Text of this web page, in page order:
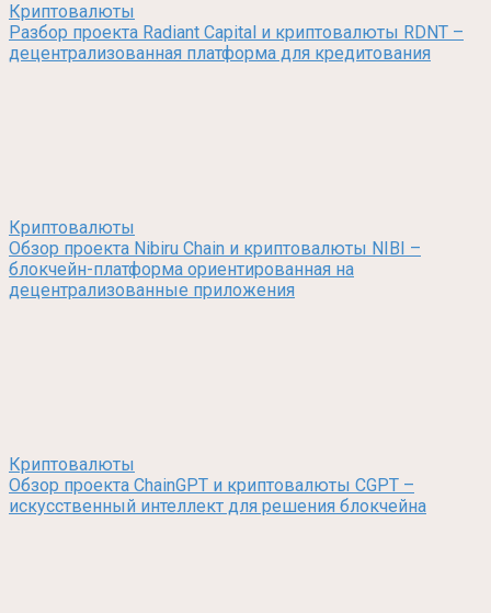
Криптовалюты
Разбор проекта Radiant Capital и криптовалюты RDNT –
децентрализованная платформа для кредитования
Криптовалюты
Обзор проекта Nibiru Chain и криптовалюты NIBI –
блокчейн-платформа ориентированная на
децентрализованные приложения
Криптовалюты
Обзор проекта ChainGPT и криптовалюты CGPT –
искусственный интеллект для решения блокчейна